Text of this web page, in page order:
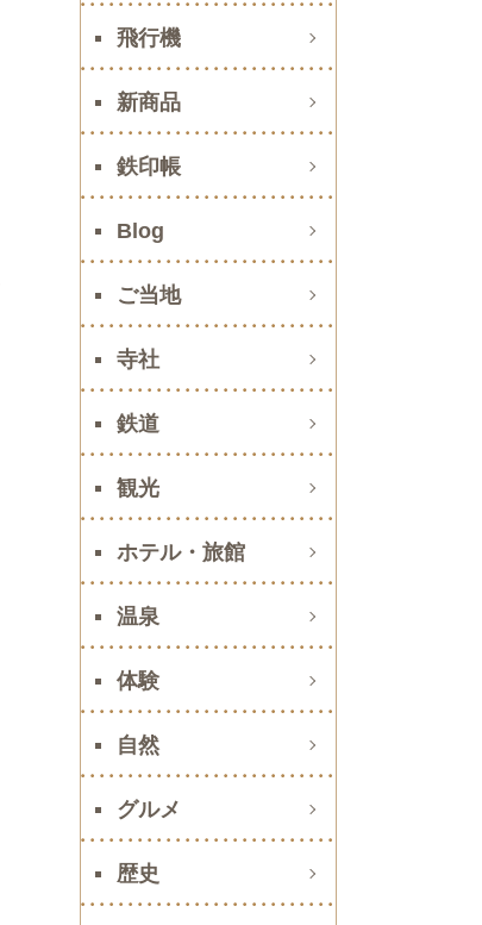
飛行機
新商品
鉄印帳
Blog
ご当地
寺社
鉄道
観光
ホテル・旅館
温泉
体験
自然
グルメ
歴史